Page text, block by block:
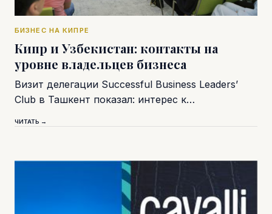
БИЗНЕС НА КИПРЕ
Кипр и Узбекистан: контакты на
уровне владельцев бизнеса
Визит делегации Successful Business Leaders’
Club в Ташкент показал: интерес к…
ЧИТАТЬ →